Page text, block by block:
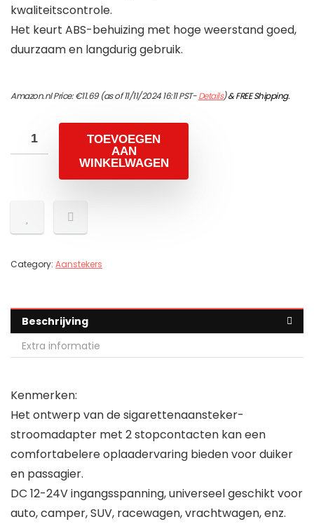
kwaliteitscontrole.
Het keurt ABS-behuizing met hoge weerstand goed,
duurzaam en langdurig gebruik.
Amazon.nl Price:€11.69(as of 11/11/2024 16:11 PST-Details)&FREE Shipping.
TOEVOEGEN
AAN
WINKELWAGEN
Category: Aanstekers
Beschrijving
Extra informatie
Kenmerken:
Het ontwerp van de sigarettenaansteker-
stroomadapter met 2 stopcontacten kan een
comfortabelere oplaadervaring bieden voor duiker
en passagier.
DC 12-24V ingangsspanning, universeel geschikt voor
auto, camper, SUV, racewagen, vrachtwagen, enz.